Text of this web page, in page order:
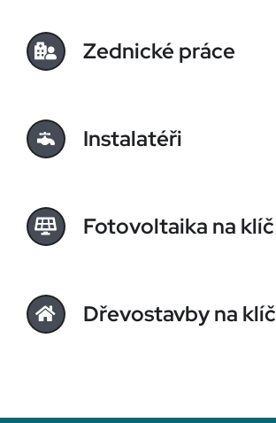
Zednické práce
Instalatéři
Fotovoltaika na klíč
Dřevostavby na klíč